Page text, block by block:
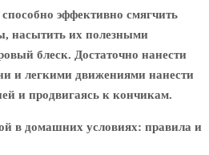
эффективно смягчить
насытить их полезными
блеск. Достаточно нанести
и легкими движениями нанести
и продвигаясь к кончикам.